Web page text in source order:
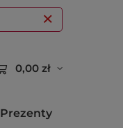
0,00 zł
Prezenty